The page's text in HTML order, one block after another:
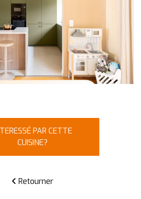
PAR CETTE
CUISINE?
Retourner